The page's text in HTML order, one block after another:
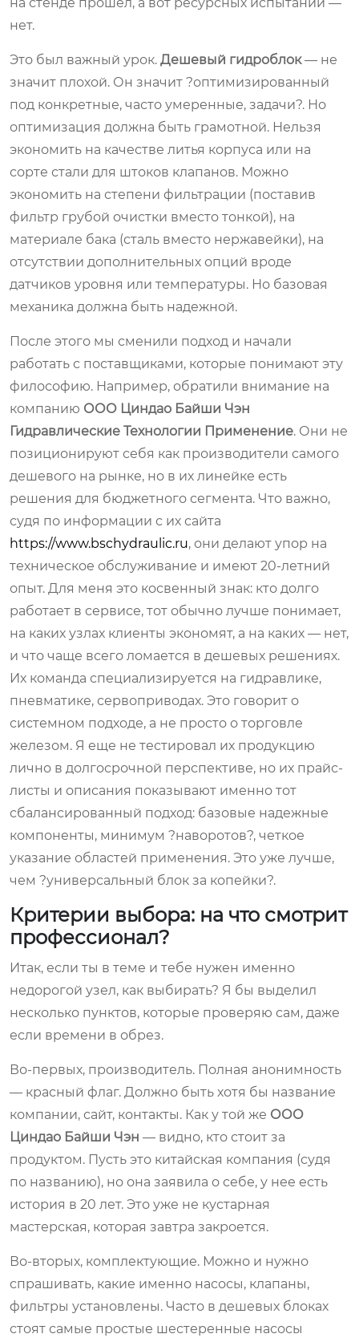
нет.
Это был важный урок. Дешевый гидроблок— не
значит плохой. Он значит ?оптимизированный
под конкретные, часто умеренные, задачи?. Но
оптимизация должна быть грамотной. Нельзя
экономить на качестве литья корпуса или на
сорте стали для штоков клапанов. Можно
экономить на степени фильтрации (поставив
фильтр грубой очистки вместо тонкой), на
материале бака (сталь вместо нержавейки), на
отсутствии дополнительных опций вроде
датчиков уровня или температуры. Но базовая
механика должна быть надежной.
После этого мы сменили подход и начали
работать с поставщиками, которые понимают эту
философию. Например, обратили внимание на
компанию ООО Циндао Байши Чэн
Гидравлические Технологии Применение. Они не
позиционируют себя как производители самого
дешевого на рынке, но в их линейке есть
решения для бюджетного сегмента. Что важно,
судя по информации с их сайта
https://www.bschydraulic.ru, они делают упор на
техническое обслуживание и имеют 20-летний
опыт. Для меня это косвенный знак: кто долго
работает в сервисе, тот обычно лучше понимает,
на каких узлах клиенты экономят, а на каких — нет,
и что чаще всего ломается в дешевых решениях.
Их команда специализируется на гидравлике,
пневматике, сервоприводах. Это говорит о
системном подходе, а не просто о торговле
железом. Я еще не тестировал их продукцию
лично в долгосрочной перспективе, но их прайс-
листы и описания показывают именно тот
сбалансированный подход: базовые надежные
компоненты, минимум ?наворотов?, четкое
указание областей применения. Это уже лучше,
чем ?универсальный блок за копейки?.
Критерии выбора: на что смотрит
профессионал?
Итак, если ты в теме и тебе нужен именно
недорогой узел, как выбирать? Я бы выделил
несколько пунктов, которые проверяю сам, даже
если времени в обрез.
Во-первых, производитель. Полная анонимность
— красный флаг. Должно быть хотя бы название
компании, сайт, контакты. Как у той же ООО
Циндао Байши Чэн — видно, кто стоит за
продуктом. Пусть это китайская компания (судя
по названию), но она заявила о себе, у нее есть
история в 20 лет. Это уже не кустарная
мастерская, которая завтра закроется.
Во-вторых, комплектующие. Можно и нужно
спрашивать, какие именно насосы, клапаны,
фильтры установлены. Часто в дешевых блоках
стоят самые простые шестеренные насосы